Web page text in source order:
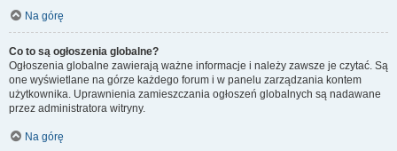
Na górę
Co to są ogłoszenia globalne?
Ogłoszenia globalne zawierają ważne informacje i należy zawsze je czytać. Są
one wyświetlane na górze każdego forum i w panelu zarządzania kontem
użytkownika. Uprawnienia zamieszczania ogłoszeń globalnych są nadawane
przez administratora witryny.
Na górę